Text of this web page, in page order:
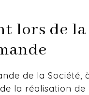
lors de la
de la Société,
la réalisation de